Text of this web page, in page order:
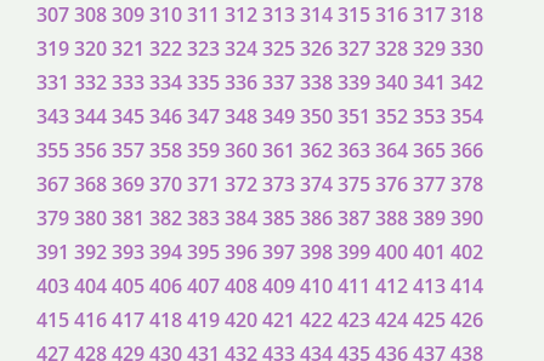
307308309310311 312313314315316317318
319320321 322323324325326327328329330
331 332333334335336337338339340341 342
343344345346347348349350351 352353354
355356357358359360361 362363364365366
367368369370371 372373374375376377378
379380381 382383384385386387388389390
391 392393394395396397398399400401 402
403404405406407408409410411 412413414
415416417418419420421 422423424425426
427428429430431 432433434435436437438